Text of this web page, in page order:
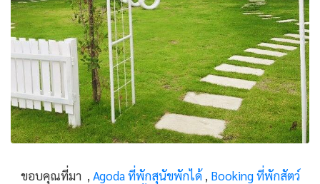
ขอบคุณที่มา , Agoda ที่พักสุนัขพักได้, Booking ที่พักสัตว์